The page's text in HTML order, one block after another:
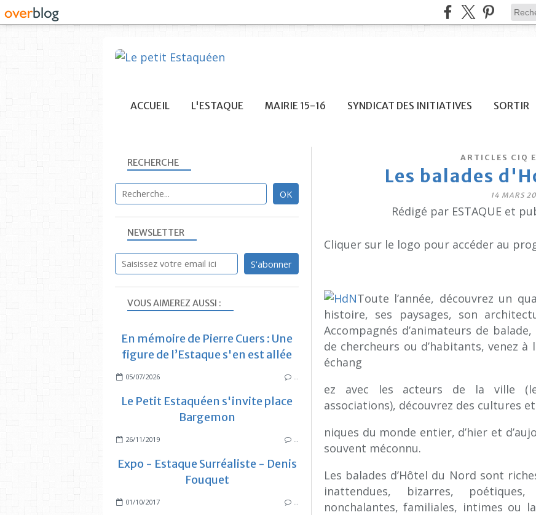
ACCUEIL L'ESTAQUE MAIRIE 15-16 SYNDICAT DES INITIATIVES SORTIR
ARTICLES CIQ
Les balades
14 MARS
Rédigé par ESTAQUE et
Cliquer sur le logo pour accéder au
Toute l’année, découvrez un
histoire, ses paysages, son
Accompagnés d’animateurs de
de chercheurs ou d’habitants, venez
échang
ez avec les acteurs de la ville
associations), découvrez des cultures
niques du monde entier, d’hier et
souvent méconnu.
Les balades d’Hôtel du Nord sont
inattendues, bizarres,
nonchalantes, familiales, intimes ou
NEWSLETTER
RECHERCHE
VOUS AIMEREZ AUSSI :
En mémoire de Pierre Cuers : Une
figure de l’Estaque s'en est allée
05/07/2026
Le Petit Estaquéen s'invite place
Bargemon
26/11/2019
Expo - Estaque Surréaliste - Denis
Fouquet
01/10/2017